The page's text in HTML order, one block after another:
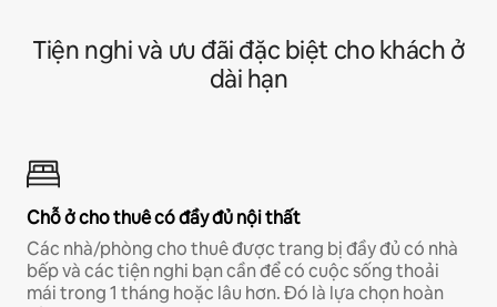
Tiện nghi và ưu đãi đặc biệt cho khách ở
dài hạn
Chỗ ở cho thuê có đầy đủ nội thất
Các nhà/phòng cho thuê được trang bị đầy đủ có nhà
bếp và các tiện nghi bạn cần để có cuộc sống thoải
mái trong 1 tháng hoặc lâu hơn. Đó là lựa chọn hoàn